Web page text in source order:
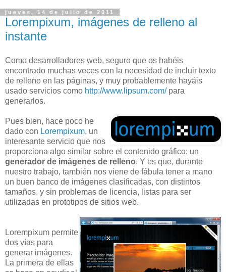
jueves, 14 de julio de 2011
Lorempixum, imágenes de relleno al
instante
Como desarrolladores web, seguro que os habéis
encontrado muchas veces con la necesidad de incluir texto
de relleno en las páginas, y muy probablemente hayáis
usado servicios como http://www.lipsum.com/para
generarlos.
Pues bien, hace poco he
dado con Lorempixum, un
interesante servicio que nos
proporciona algo similar sobre el contenido gráfico: un
generador de imágenes de relleno. Y es que, durante
nuestro trabajo, también nos viene de fábula tener a mano
un buen banco de imágenes clasificadas, con distintos
tamaños, y sin problemas de licencia, listas para ser
utilizadas en prototipos de sitios web.
Lorempixum permite
dos vías para
generar imágenes.
La primera de ellas